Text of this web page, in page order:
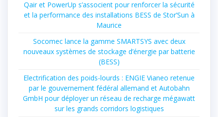
Qair et PowerUp s’associent pour renforcer la sécurité
et la performance des installations BESS de Stor’Sun à
Maurice
Socomec lance la gamme SMARTSYS avec deux
nouveaux systèmes de stockage d’énergie par batterie
(BESS)
Electrification des poids-lourds : ENGIE Vianeo retenue
par le gouvernement fédéral allemand et Autobahn
GmbH pour déployer un réseau de recharge mégawatt
sur les grands corridors logistiques